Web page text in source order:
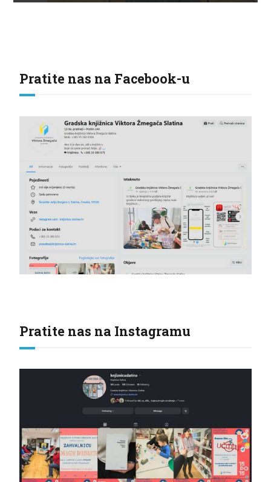
Pratite nas na Facebook-u
Pratite nas na Instagramu